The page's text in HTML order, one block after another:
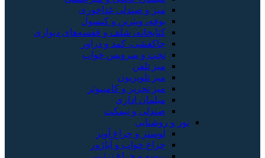
میز و صندلی غذاخوری
بوفه، ویترین و کنسول
کتابخانه، شلف و قفسه‌های دیواری
جاکفشی، کمد و دراور
تخت و سرویس خواب
میز تلفن
میز تلویزیون
میز تحریر و کامپیوتر
مبلمان اداری
صندلی و نیمکت
نور و روشنایی
لوستر و چراغ آویز
چراغ خواب و آباژور